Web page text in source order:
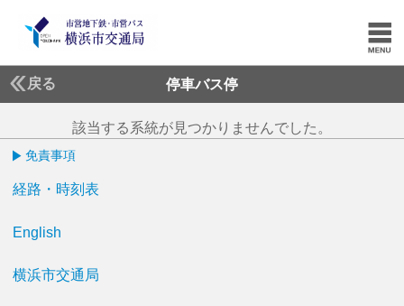
戻る 停車バス停
該当する系統が見つかりませんでした。
免責事項
経路・時刻表
English
横浜市交通局